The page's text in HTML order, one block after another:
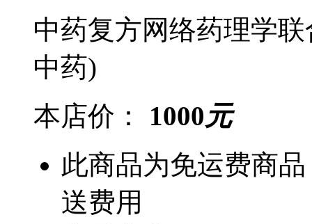
中药复方网络药理学
中药)
本店价：
1000元
此商品为免运费商
送费用